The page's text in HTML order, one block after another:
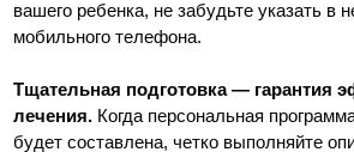
вашего ребенка, не забудьте указать в
мобильного телефона.
Тщательная подготовка — гарантия
лечения. Когда персональная
будет составлена, четко выполняйте